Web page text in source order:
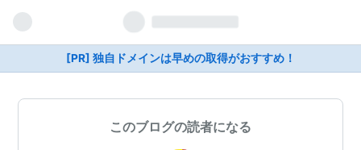
[PR] 独自ドメインは早めの取得がおすすめ！
このブログの読者になる